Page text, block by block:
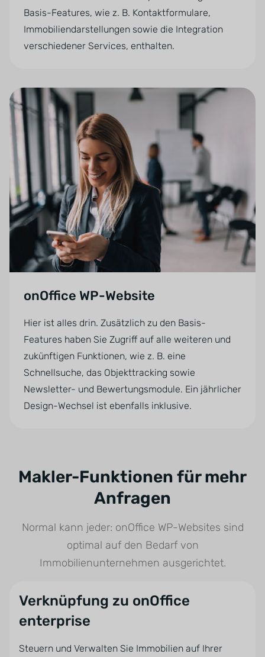
Basis-Features, wie z. B. Kontaktformulare,
Immobiliendarstellungen sowie die Integration
verschiedener Services, enthalten.
onOffice WP-Website
Hier ist alles drin. Zusätzlich zu den Basis-
Features haben Sie Zugriff auf alle weiteren und
zukünftigen Funktionen, wie z. B. eine
Schnellsuche, das Objekttracking sowie
Newsletter- und Bewertungsmodule. Ein jährlicher
Design-Wechsel ist ebenfalls inklusive.
Makler-Funktionen für mehr
Anfragen
Normal kann jeder: onOffice WP-Websites sind
optimal auf den Bedarf von
Immobilienunternehmen ausgerichtet.
Verknüpfung zu onOffice
enterprise
Steuern und Verwalten Sie Immobilien auf Ihrer